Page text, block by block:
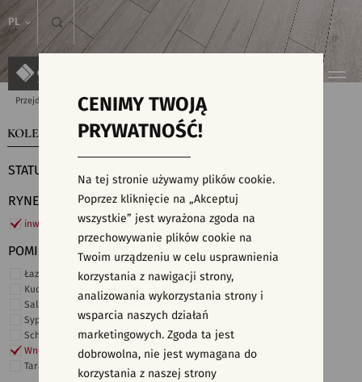
PL
Przejdź do strony głównej Kolekcje
KOLEKCJE WYSZUKIWARKA PŁYTEK
STATUS
RYNEK
inwestycje
POMIESZCZENIE
Łazienka
Kuchnia
Salon i hol
Sypialnia
Schody
Wnętrza komercyjne
Taras i ogród
CENIMY TWOJĄ
PRYWATNOŚĆ!
Na tej stronie używamy plików cookie.
Poprzez kliknięcie na „Akceptuj
wszystkie” jest wyrażona zgoda na
przechowywanie plików cookie na
Twoim urządzeniu w celu usprawnienia
korzystania z nawigacji strony,
analizowania wykorzystania strony i
wsparcia naszych działań
marketingowych. Zgoda ta jest
dobrowolna, nie jest wymagana do
korzystania z naszej strony